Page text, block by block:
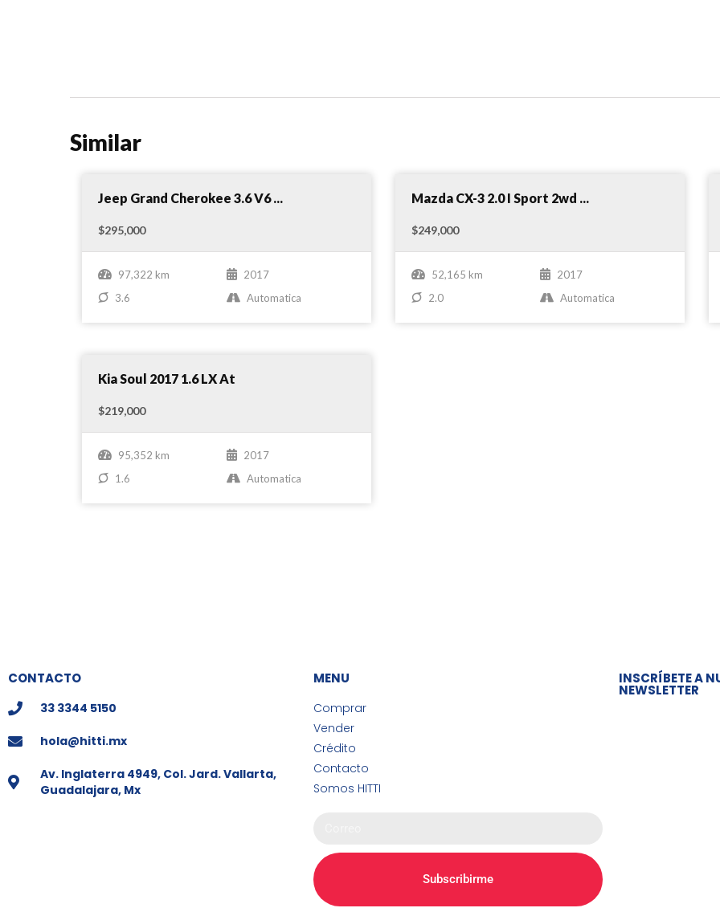
Similar
Compare
Jeep Grand Cherokee 3.6 V6 ...
$295,000
97,322 km
2017
3.6
Automatica
Compare
Mazda CX-3 2.0 I Sport 2wd ...
$249,000
52,165 km
2017
2.0
Automatica
Compare
Kia Soul 2017 1.6 LX At
$219,000
95,352 km
2017
1.6
Automatica
CONTACTO
33 3344 5150
hola@hitti.mx
Av. Inglaterra 4949, Col. Jard. Vallarta,
Guadalajara, Mx
MENU
Comprar
Vender
Crédito
Contacto
Somos HITTI
Subscribirme
INSCRÍBETE A
NEWSLETTER